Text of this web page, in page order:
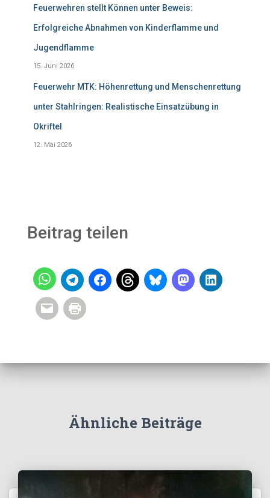
Feuerwehren stellt Können unter Beweis:
Erfolgreiche Abnahmen von Kinderflamme und
Jugendflamme
15. Juni 2026
Feuerwehr MTK: Höhenrettung und Menschenrettung
unter Stahlringen: Realistische Einsatzübung in
Okriftel
12. Mai 2026
Beitrag teilen
Ähnliche Beiträge